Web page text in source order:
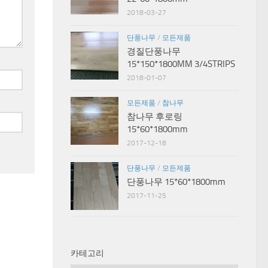
2018-03-27
단풍나무 / 모든제품
경질단풍나무
15*150*1800MM 3/4STRIPS
2018-01-07
모든제품 / 참나무
참나무 후로링
15*60*1800mm
2017-12-18
단풍나무 / 모든제품
단풍나무 15*60*1800mm
2017-11-25
카테고리